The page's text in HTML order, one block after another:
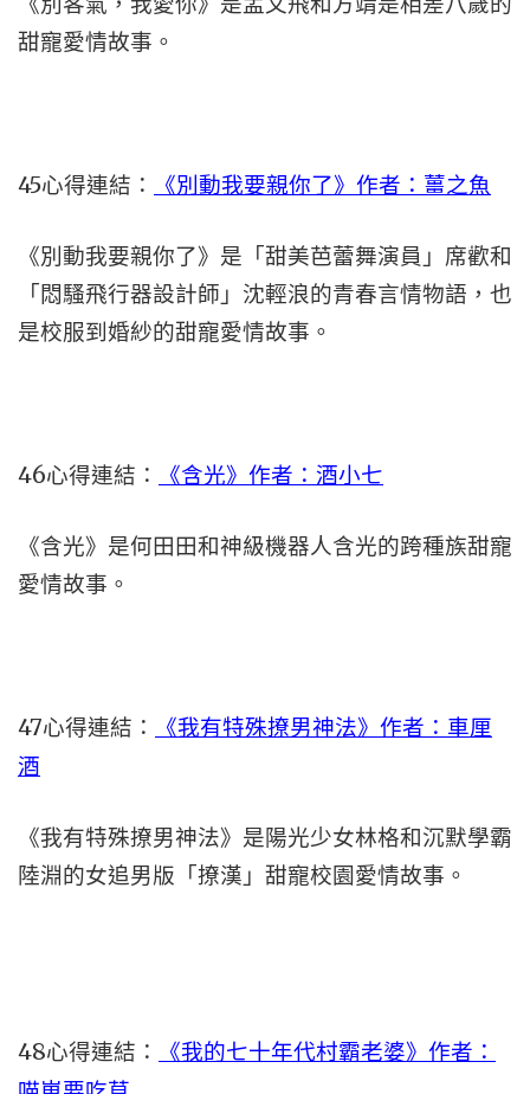
甜寵愛情故事。
45心得連結： 《別動我要親你了》作者：薑之魚
《別動我要親你了》是「甜美芭蕾舞演員」席歡和
「悶騷飛行器設計師」沈輕浪的青春言情物語，也
是校服到婚紗的甜寵愛情故事。
46心得連結： 《含光》作者：酒小七
《含光》是何田田和神級機器人含光的跨種族甜寵
愛情故事。
47心得連結：
《我有特殊撩男神法》作者：車厘
酒
《我有特殊撩男神法》是陽光少女林格和沉默學霸
陸淵的女追男版「撩漢」甜寵校園愛情故事。
48心得連結：
《我的七十年代村霸老婆》作者：